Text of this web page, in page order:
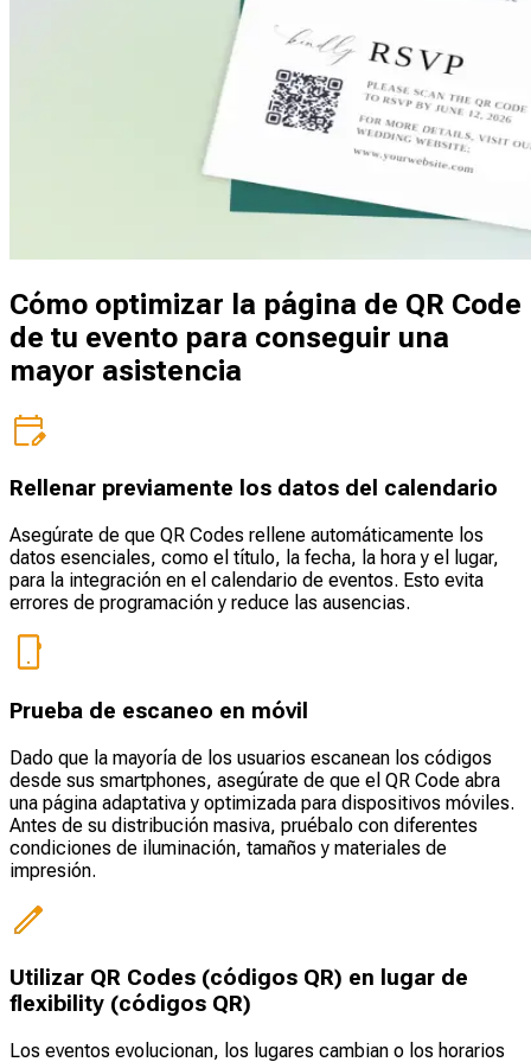
Cómo optimizar la página de QR Code
de tu evento para conseguir una
mayor asistencia
Rellenar previamente los datos del calendario
Asegúrate de que QR Codes rellene automáticamente los
datos esenciales, como el título, la fecha, la hora y el lugar,
para la integración en el calendario de eventos. Esto evita
errores de programación y reduce las ausencias.
Prueba de escaneo en móvil
Dado que la mayoría de los usuarios escanean los códigos
desde sus smartphones, asegúrate de que el QR Code abra
una página adaptativa y optimizada para dispositivos móviles.
Antes de su distribución masiva, pruébalo con diferentes
condiciones de iluminación, tamaños y materiales de
impresión.
Utilizar QR Codes (códigos QR) en lugar de
flexibility (códigos QR)
Los eventos evolucionan, los lugares cambian o los horarios